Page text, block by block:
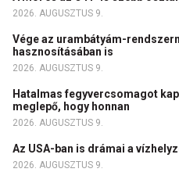
2026. AUGUSZTUS 9.
Vége az urambátyám-
hasznosításában is
2026. AUGUSZTUS 9.
Hatalmas fegyvercsomagot
meglepő, hogy honnan
2026. AUGUSZTUS 9.
Az USA-ban is drámai a
2026. AUGUSZTUS 9.